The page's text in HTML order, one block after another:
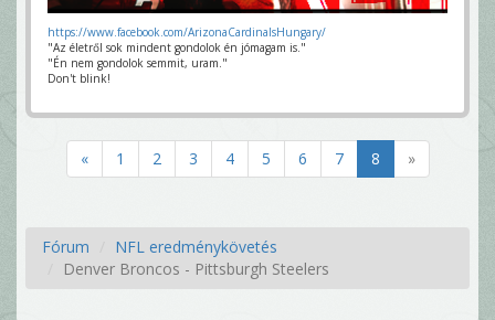
https://www.facebook.com/ArizonaCardinalsHungary/
"Az életről sok mindent gondolok én jómagam is."
"Én nem gondolok semmit, uram."
Don't blink!
« 1 2 3 4 5 6 7 8 »
Fórum
NFL eredménykövetés
Denver Broncos - Pittsburgh Steelers